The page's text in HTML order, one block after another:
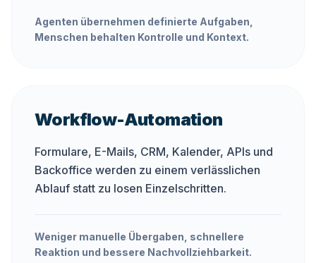
Agenten übernehmen definierte Aufgaben,
Menschen behalten Kontrolle und Kontext.
Workflow-Automation
Formulare, E-Mails, CRM, Kalender, APIs und
Backoffice werden zu einem verlässlichen
Ablauf statt zu losen Einzelschritten.
Weniger manuelle Übergaben, schnellere
Reaktion und bessere Nachvollziehbarkeit.